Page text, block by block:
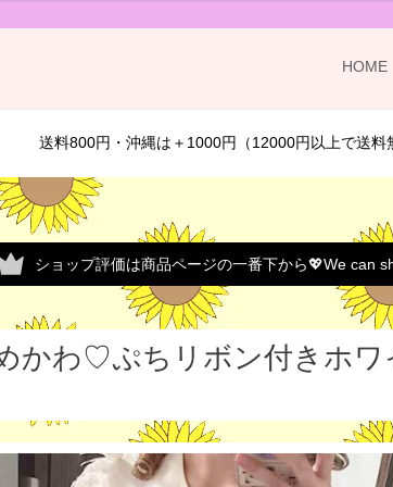
HOME
送料800円・沖縄は＋1000円（12000円以上で送料
ショップ評価は商品ページの一番下から💖We can
かわ♡ぷちリボン付きホ